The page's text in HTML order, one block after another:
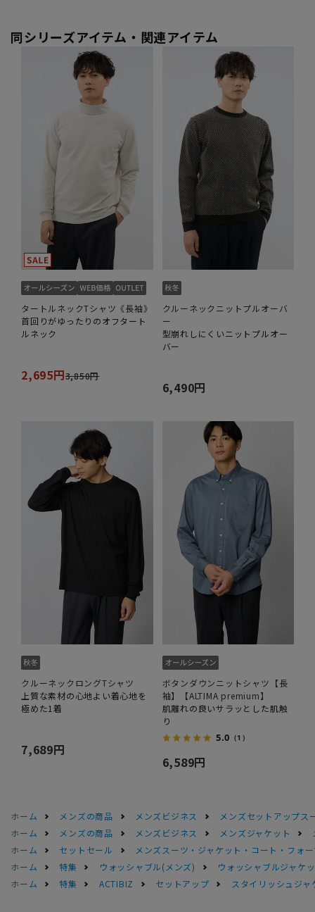
同シリーズアイテム・関連アイテム
タートルネックTシャツ《長袖》
首回りがゆったりのオフタート
ルネック
2,695円3,850円
クルーネックニットプルオーバ
ー
型崩れしにくいニットプルオー
バー
6,490円
クルーネックロングTシャツ
上質な素材の心地よい着心地を
極めた1着
7,689円
ボタンダウンニットシャツ【長
袖】【ALTIMA premium】
肌離れの良いサラッとした肌触
り
5.0 （1）
6,589円
ホーム メンズの商品 メンズビジネス
メンズセットアップス
ホーム
メンズの商品 メンズビジネス メンズジャケット
ホーム
セットセール
メンズスーツ・ジャケット・コート・フォ
ホーム
特集 ウォッシャブル(メンズ)
ウォッシャブルジャケ
ホーム
特集 ACTIBIZ セットアップ スタイリッシュジ